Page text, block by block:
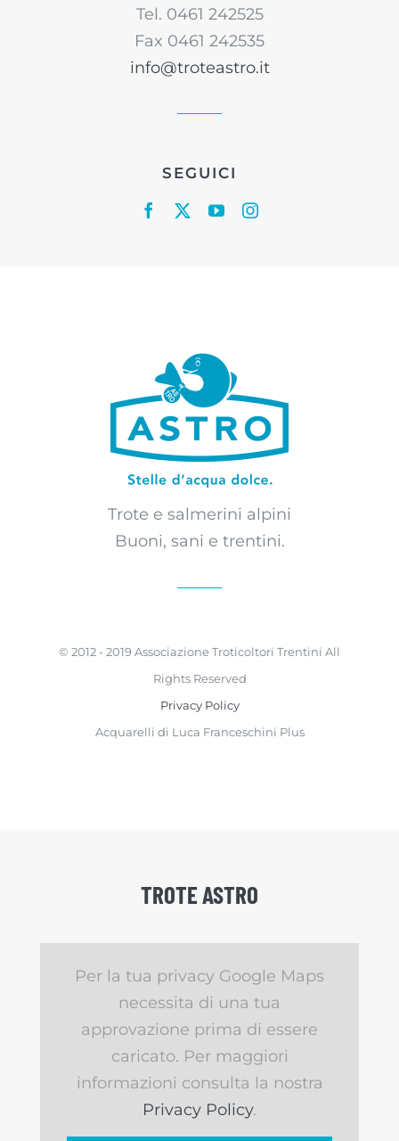
Tel. 0461 242525
Fax 0461 242535
info@troteastro.it
SEGUICI
Trote e salmerini alpini
Buoni, sani e trentini.
© 2012 - 2019 Associazione Troticoltori Trentini All
Rights Reserved
Privacy Policy
Acquarelli di Luca Franceschini Plus
TROTE ASTRO
Per la tua privacy Google Maps
necessita di una tua
approvazione prima di essere
caricato. Per maggiori
informazioni consulta la nostra
Privacy Policy.